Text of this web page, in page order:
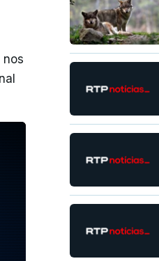
nos